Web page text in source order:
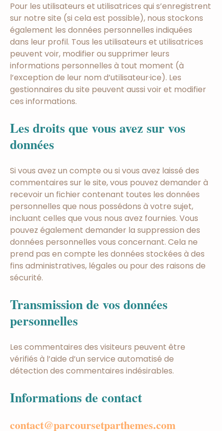
Pour les utilisateurs et utilisatrices qui s’enregistrent
sur notre site (si cela est possible), nous stockons
également les données personnelles indiquées
dans leur profil. Tous les utilisateurs et utilisatrices
peuvent voir, modifier ou supprimer leurs
informations personnelles à tout moment (à
l’exception de leur nom d’utilisateur·ice). Les
gestionnaires du site peuvent aussi voir et modifier
ces informations.
Les droits que vous avez sur vos
données
Si vous avez un compte ou si vous avez laissé des
commentaires sur le site, vous pouvez demander à
recevoir un fichier contenant toutes les données
personnelles que nous possédons à votre sujet,
incluant celles que vous nous avez fournies. Vous
pouvez également demander la suppression des
données personnelles vous concernant. Cela ne
prend pas en compte les données stockées à des
fins administratives, légales ou pour des raisons de
sécurité.
Transmission de vos données
personnelles
Les commentaires des visiteurs peuvent être
vérifiés à l’aide d’un service automatisé de
détection des commentaires indésirables.
Informations de contact
contact@parcoursetparthemes.com